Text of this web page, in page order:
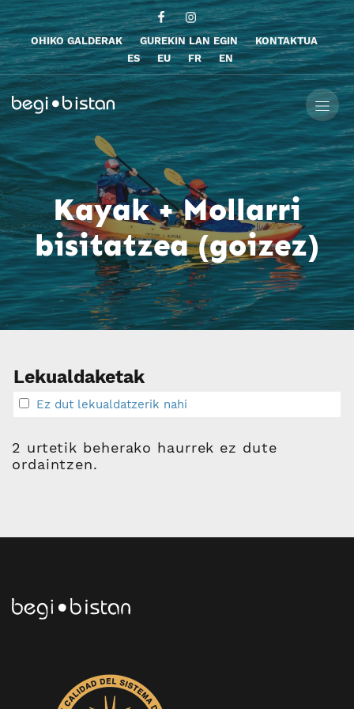
OHIKO GALDERAK GUREKIN LAN EGIN
KONTAKTUA
ES
EU FR EN
Kayak + Mollarri
bisitatzea (goizez)
Lekualdaketak
Ez dut lekualdatzerik nahi
2 urtetik beherako haurrek ez dute
ordaintzen.